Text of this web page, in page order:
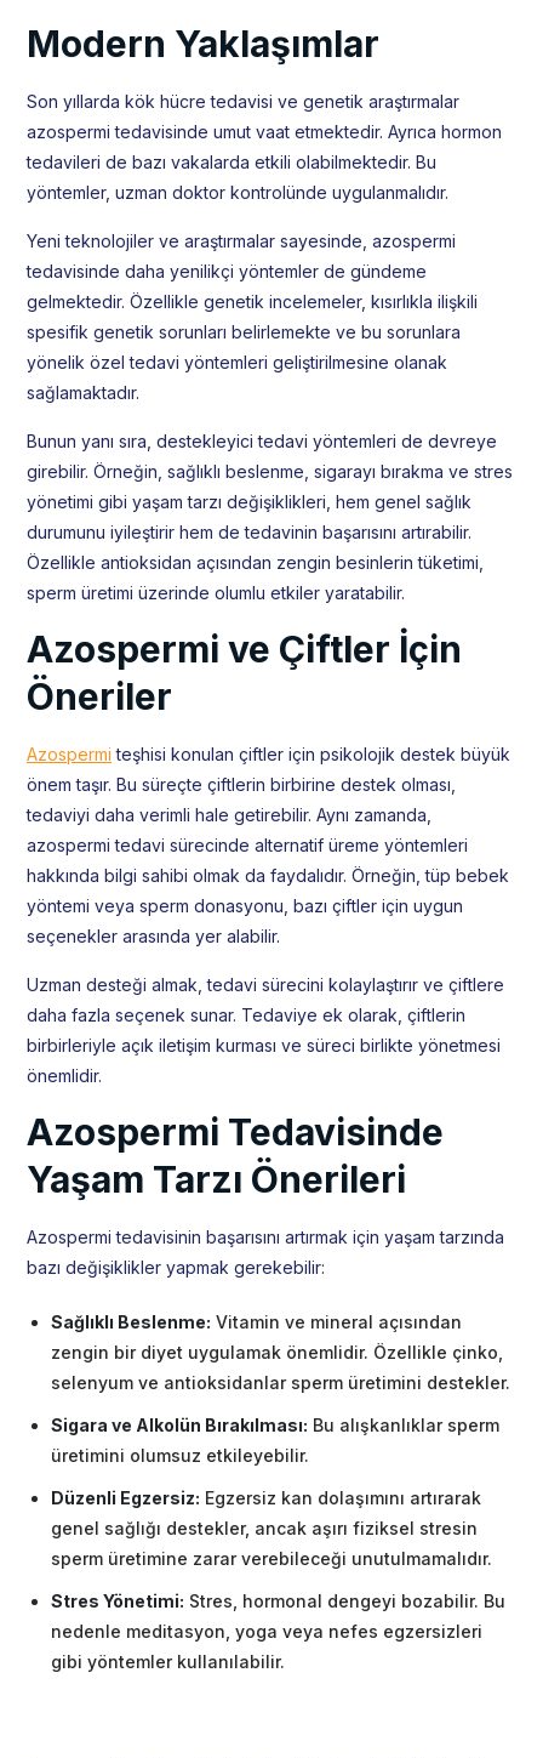
Modern Yaklaşımlar
Son yıllarda kök hücre tedavisi ve genetik araştırmalar
azospermi tedavisinde umut vaat etmektedir. Ayrıca hormon
tedavileri de bazı vakalarda etkili olabilmektedir. Bu
yöntemler, uzman doktor kontrolünde uygulanmalıdır.
Yeni teknolojiler ve araştırmalar sayesinde, azospermi
tedavisinde daha yenilikçi yöntemler de gündeme
gelmektedir. Özellikle genetik incelemeler, kısırlıkla ilişkili
spesifik genetik sorunları belirlemekte ve bu sorunlara
yönelik özel tedavi yöntemleri geliştirilmesine olanak
sağlamaktadır.
Bunun yanı sıra, destekleyici tedavi yöntemleri de devreye
girebilir. Örneğin, sağlıklı beslenme, sigarayı bırakma ve stres
yönetimi gibi yaşam tarzı değişiklikleri, hem genel sağlık
durumunu iyileştirir hem de tedavinin başarısını artırabilir.
Özellikle antioksidan açısından zengin besinlerin tüketimi,
sperm üretimi üzerinde olumlu etkiler yaratabilir.
Azospermi ve Çiftler İçin
Öneriler
Azospermi teşhisi konulan çiftler için psikolojik destek büyük
önem taşır. Bu süreçte çiftlerin birbirine destek olması,
tedaviyi daha verimli hale getirebilir. Aynı zamanda,
azospermi tedavi sürecinde alternatif üreme yöntemleri
hakkında bilgi sahibi olmak da faydalıdır. Örneğin, tüp bebek
yöntemi veya sperm donasyonu, bazı çiftler için uygun
seçenekler arasında yer alabilir.
Uzman desteği almak, tedavi sürecini kolaylaştırır ve çiftlere
daha fazla seçenek sunar. Tedaviye ek olarak, çiftlerin
birbirleriyle açık iletişim kurması ve süreci birlikte yönetmesi
önemlidir.
Azospermi Tedavisinde
Yaşam Tarzı Önerileri
Azospermi tedavisinin başarısını artırmak için yaşam tarzında
bazı değişiklikler yapmak gerekebilir:
Sağlıklı Beslenme: Vitamin ve mineral açısından
zengin bir diyet uygulamak önemlidir. Özellikle çinko,
selenyum ve antioksidanlar sperm üretimini destekler.
Sigara ve Alkolün Bırakılması: Bu alışkanlıklar sperm
üretimini olumsuz etkileyebilir.
Düzenli Egzersiz: Egzersiz kan dolaşımını artırarak
genel sağlığı destekler, ancak aşırı fiziksel stresin
sperm üretimine zarar verebileceği unutulmamalıdır.
Stres Yönetimi: Stres, hormonal dengeyi bozabilir. Bu
nedenle meditasyon, yoga veya nefes egzersizleri
gibi yöntemler kullanılabilir.